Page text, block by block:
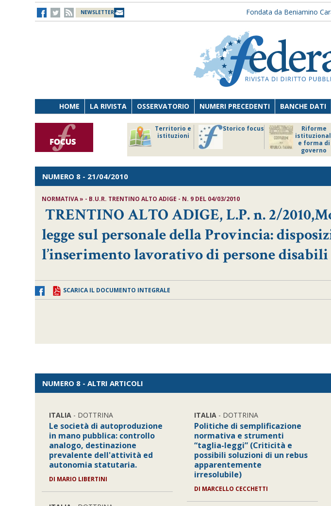
NEWSLETTER Fondata da Beniamino
HOME LA RIVISTA OSSERVATORIO NUMERI PRECEDENTI BANCHE DATI
Territorio e
istituzioni
Storico focus
Riforme
e forma di
governo
NUMERO 8 - 21/04/2010
NORMATIVA » - B.U.R. TRENTINO ALTO ADIGE - N. 9 DEL 04/03/2010
TRENTINO ALTO ADIGE, L.P. n. 2/
legge sul personale della Provincia:
l’inserimento lavorativo di persone disabili
SCARICA IL DOCUMENTO INTEGRALE
NUMERO 8 - ALTRI ARTICOLI
ITALIA - DOTTRINA
Le società di autoproduzione
in mano pubblica: controllo
analogo, destinazione
prevalente dell'attività ed
autonomia statutaria.
DI MARIO LIBERTINI
ITALIA - DOTTRINA
Politiche di semplificazione
normativa e strumenti
“taglia-leggi” (Criticità e
possibili soluzioni di un rebus
apparentemente
irresolubile)
DI MARCELLO CECCHETTI